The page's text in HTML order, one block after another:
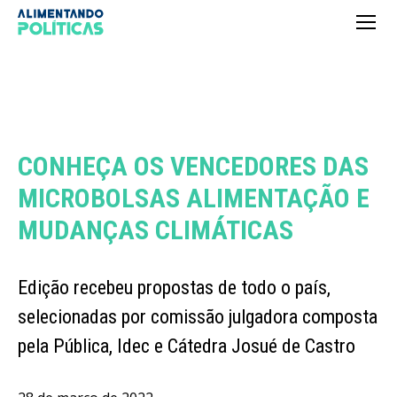
CONHEÇA OS VENCEDORES DAS
MICROBOLSAS ALIMENTAÇÃO E
MUDANÇAS CLIMÁTICAS
Edição recebeu propostas de todo o país,
selecionadas por comissão julgadora composta
pela Pública, Idec e Cátedra Josué de Castro